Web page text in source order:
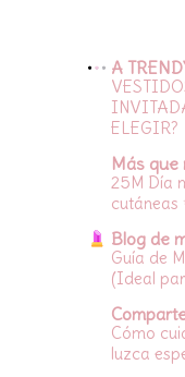
A
ELEGIR?
Más que
25M Día
cutáneas
Blog de
Guía de
(Ideal
Cómo
luzca